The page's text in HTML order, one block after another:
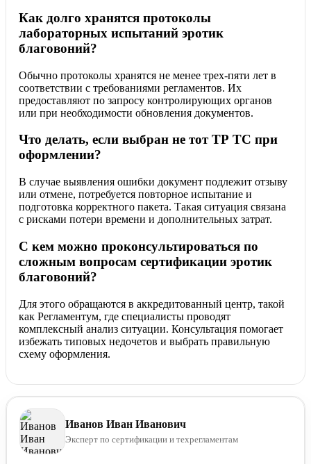
Как долго хранятся протоколы
лабораторных испытаний эротик
благовоний?
Обычно протоколы хранятся не менее трех-пяти лет в
соответствии с требованиями регламентов. Их
предоставляют по запросу контролирующих органов
или при необходимости обновления документов.
Что делать, если выбран не тот ТР ТС при
оформлении?
В случае выявления ошибки документ подлежит отзыву
или отмене, потребуется повторное испытание и
подготовка корректного пакета. Такая ситуация связана
с рисками потери времени и дополнительных затрат.
С кем можно проконсультироваться по
сложным вопросам сертификации эротик
благовоний?
Для этого обращаются в аккредитованный центр, такой
как Регламентум, где специалисты проводят
комплексный анализ ситуации. Консультация помогает
избежать типовых недочетов и выбрать правильную
схему оформления.
Иванов Иван Иванович
Эксперт по сертификации и техрегламентам